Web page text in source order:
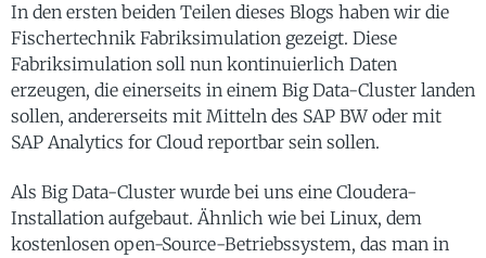
In den ersten beiden Teilen dieses Blogs haben wir die
Fischertechnik Fabriksimulation gezeigt. Diese
Fabriksimulation soll nun kontinuierlich Daten
erzeugen, die einerseits in einem Big Data-Cluster landen
sollen, andererseits mit Mitteln des SAP BW oder mit
SAP Analytics for Cloud reportbar sein sollen.
Als Big Data-Cluster wurde bei uns eine Cloudera-
Installation aufgebaut. Ähnlich wie bei Linux, dem
kostenlosen open-Source-Betriebssystem, das man in